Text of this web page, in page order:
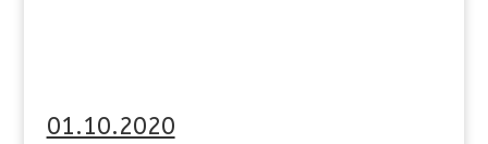
01.10.2020